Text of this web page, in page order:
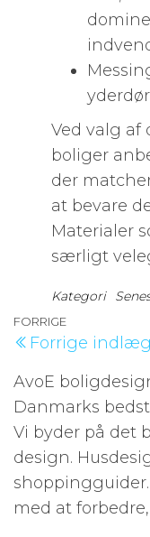
Ved valg
boliger
der
at bevare
Materialer
særligt
Kategori
Forrige
indlæg
FORRIGE
Forrige indlæg
AvoE
Danmarks
Vi byder på det
design.
med at